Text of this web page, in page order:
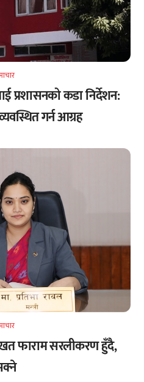
प्रशासनको कडा निर्देशन:
गर्न आग्रह
फाराम सरलीकरण हुँदै,